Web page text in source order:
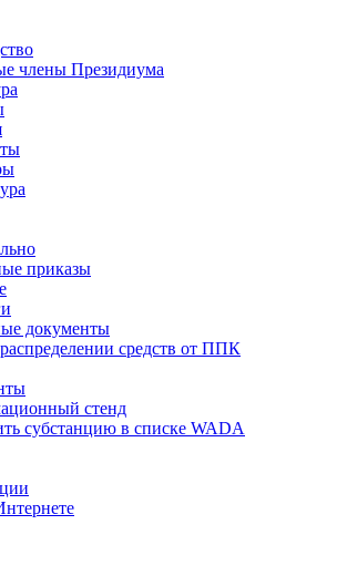
члены Президиума
приказы
документы
средств от ППК
стенд
субстанцию в списке WADA